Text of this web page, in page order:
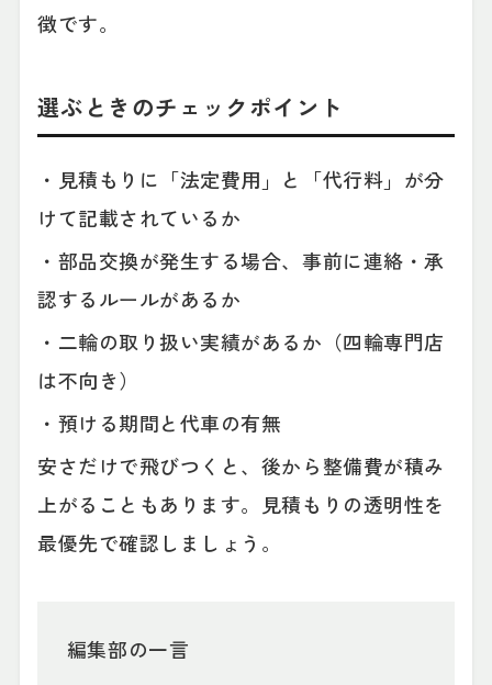
徴です。
選ぶときのチェックポイント
・見積もりに「法定費用」と「代行料」が分
けて記載されているか
・部品交換が発生する場合、事前に連絡・承
認するルールがあるか
・二輪の取り扱い実績があるか（四輪専門店
は不向き）
・預ける期間と代車の有無
安さだけで飛びつくと、後から整備費が積み
上がることもあります。見積もりの透明性を
最優先で確認しましょう。
編集部の一言